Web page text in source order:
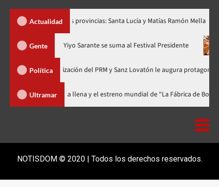
Actualidad
dos nuevas provincias: Santa Lucía y Matías Ramón Mella
Gente
nuevo horario Yiyo Sarante se suma al Festival
Política
de Organización del PRM y Sanz Lovatón le augura protagonismo político
Ultramar
celebra 15 años con una gala a casa llena y el estreno mundial de “La
NOTISDOM © 2020 | Todos los derechos reservados.